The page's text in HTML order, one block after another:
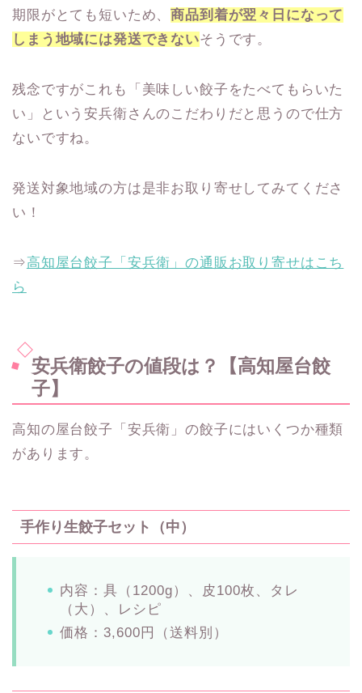
期限がとても短いため、商品到着が翌々日になって
しまう地域には発送できないそうです。
残念ですがこれも「美味しい餃子をたべてもらいた
い」という安兵衛さんのこだわりだと思うので仕方
ないですね。
発送対象地域の方は是非お取り寄せしてみてくださ
い！
⇒高知屋台餃子「安兵衛」の通販お取り寄せはこち
ら
安兵衛餃子の値段は？【高知屋台餃
子】
高知の屋台餃子「安兵衛」の餃子にはいくつか種類
があります。
手作り生餃子セット（中）
内容：具（1200g）、皮100枚、タレ
（大）、レシピ
価格：3,600円（送料別）